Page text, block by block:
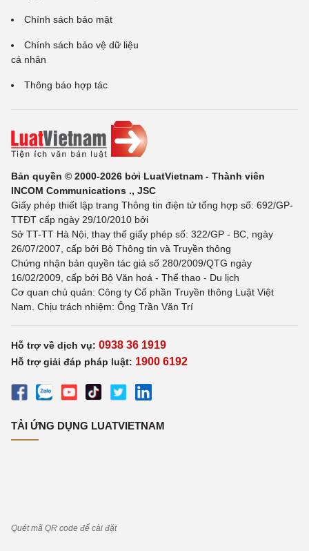
Chính sách bảo mật
Chính sách bảo vệ dữ liệu
cá nhân
Thông báo hợp tác
Bản quyền © 2000-2026 bởi LuatVietnam - Thành viên
INCOM Communications ., JSC
Giấy phép thiết lập trang Thông tin điện tử tổng hợp số: 692/GP-
TTĐT cấp ngày 29/10/2010 bởi
Sở TT-TT Hà Nội, thay thế giấy phép số: 322/GP - BC, ngày
26/07/2007, cấp bởi Bộ Thông tin và Truyền thông
Chứng nhận bản quyền tác giả số 280/2009/QTG ngày
16/02/2009, cấp bởi Bộ Văn hoá - Thể thao - Du lịch
Cơ quan chủ quản: Công ty Cổ phần Truyền thông Luật Việt
Nam. Chịu trách nhiệm: Ông Trần Văn Trí
Hỗ trợ về dịch vụ: 0938 36 1919
Hỗ trợ giải đáp pháp luật: 1900 6192
TẢI ỨNG DỤNG LUATVIETNAM
Quét mã QR code để cài đặt